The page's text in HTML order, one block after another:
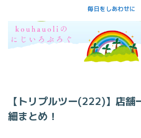
毎日をしあわせに
【トリプルツー(222)】店舗
細まとめ！